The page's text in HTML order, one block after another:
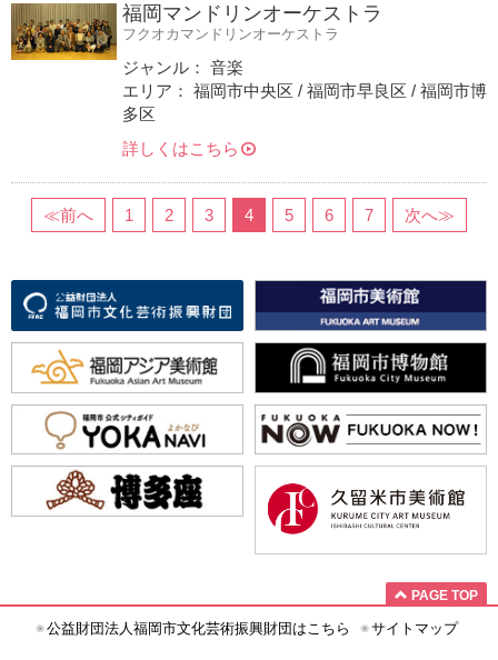
福岡マンドリンオーケストラ
フクオカマンドリンオーケストラ
ジャンル： 音楽
エリア： 福岡市中央区 / 福岡市早良区 / 福岡市博
多区
詳しくはこちら
≪前へ 1 2 3 4 5 6 7 次へ≫
PAGE TOP
公益財団法人福岡市文化芸術振興財団はこちら サイトマップ